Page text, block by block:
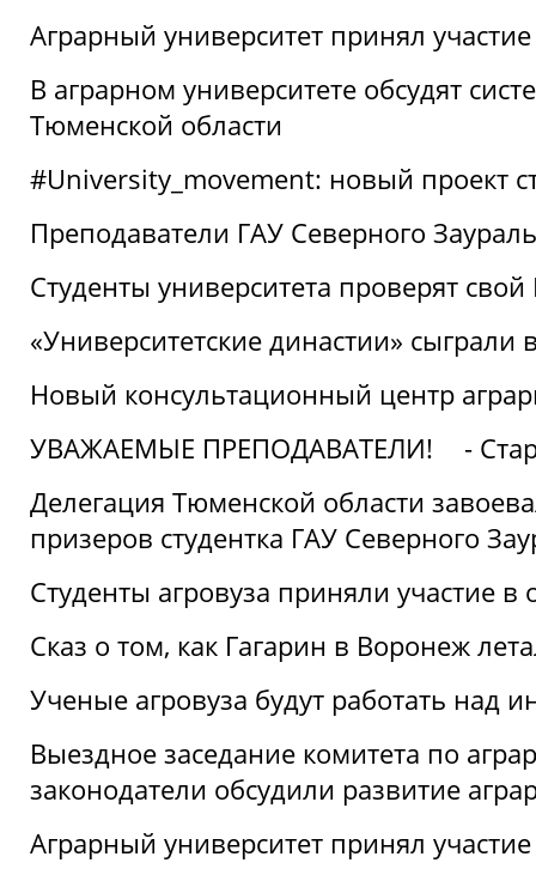
Аграрный университет принял
В аграрном университете обсудят
Тюменской области
#University_movement: новый проект
Преподаватели ГАУ Северного
Студенты университета проверят свой
«Университетские династии»
Новый консультационный центр
УВАЖАЕМЫЕ ПРЕПОДАВАТЕЛИ!
-
Делегация Тюменской области
призеров студентка ГАУ Северного
Студенты агровуза приняли участие в
Сказ о том, как Гагарин в Воронеж
Ученые агровуза будут работать над
Выездное заседание комитета по
законодатели обсудили развитие
Аграрный университет принял